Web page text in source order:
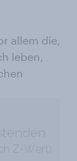
allem die,
leben,